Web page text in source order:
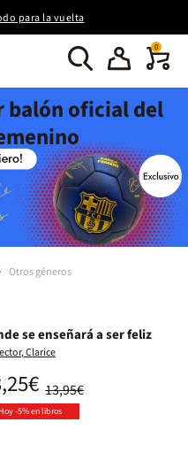
para la vuelta
0
balón oficial del
Otros géneros
se enseñará a ser feliz
Clarice
13,95€
Hoy -5% en libros